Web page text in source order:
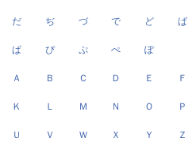
だ ぢ づ で ど ば
ぱ ぴ ぷ ぺ ぽ
Ａ Ｂ Ｃ Ｄ Ｅ Ｆ
Ｋ Ｌ Ｍ Ｎ Ｏ Ｐ
Ｕ Ｖ Ｗ Ｘ Ｙ Ｚ